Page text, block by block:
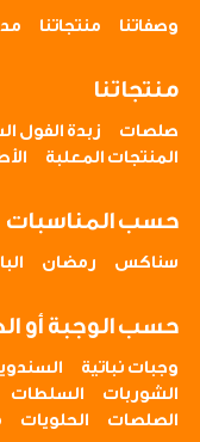
وصفاتنا منتجاتنا
منتجاتنا
صلصات زبدة الفول
المنتجات المعلبة
حسب المناسبات
سناكس رمضان
حسب الوجبة أو
وجبات نباتية
الشوربات
السلطات
الصلصات
الحلويات